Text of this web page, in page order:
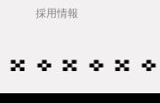
採用情報